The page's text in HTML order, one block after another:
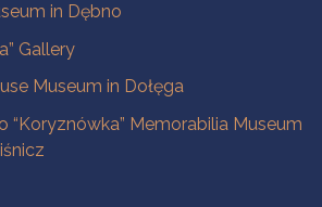
in Dębno
Gallery
Museum in Dołęga
“Koryznówka” Memorabilia Museum